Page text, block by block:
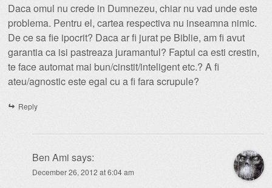
Daca omul nu crede in Dumnezeu, chiar nu vad unde este
problema. Pentru el, cartea respectiva nu inseamna nimic.
De ce sa fie ipocrit? Daca ar fi jurat pe Biblie, am fi avut
garantia ca isi pastreaza juramantul? Faptul ca esti crestin,
te face automat mai bun/cinstit/inteligent etc.? A fi
ateu/agnostic este egal cu a fi fara scrupule?
Reply
Ben Ami says:
December 26, 2012 at 6:04 am